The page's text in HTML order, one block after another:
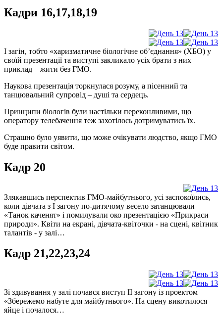
Кадри 16,17,18,19
І загін, тобто «харизматичне біологічне об’єднання» (ХБО) у
своїй презентації та виступі закликало усіх брати з них
приклад – жити без ГМО.
Наукова презентація торкнулася розуму, а пісенний та
танцювальний супровід – душі та сердець.
Принципи біологів були настільки переконливими, що
оператору телебачення теж захотілось дотримуватись їх.
Страшно було уявити, що може очікувати людство, якщо ГМО
буде правити світом.
Кадр 20
Злякавшись перспектив ГМО-майбутнього, усі заспокоїлись,
коли дівчата з І загону по-дитячому весело затанцювали
«Танок каченят» і помилували око презентацією «Прикраси
природи». Квіти на екрані, дівчата-квіточки - на сцені, квітник
талантів - у залі…
Кадр 21,22,23,24
Зі здивування у залі почався виступ ІІ загону із проектом
«Збережемо набуте для майбутнього». На сцену викотилося
яйце і почалося…